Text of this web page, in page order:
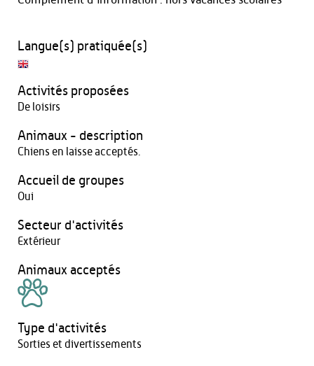
Langue(s) pratiquée(s)
Activités proposées
De loisirs
Animaux - description
Chiens en laisse acceptés.
Accueil de groupes
Oui
Secteur d'activités
Extérieur
Animaux acceptés
Type d'activités
Sorties et divertissements